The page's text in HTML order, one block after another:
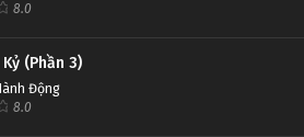
8.0
(Phần 3)
Động
8.0